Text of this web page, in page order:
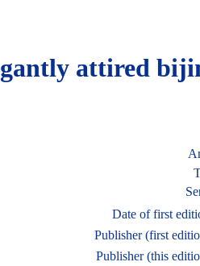
attired
Date of first
Publisher (first
Publisher (this